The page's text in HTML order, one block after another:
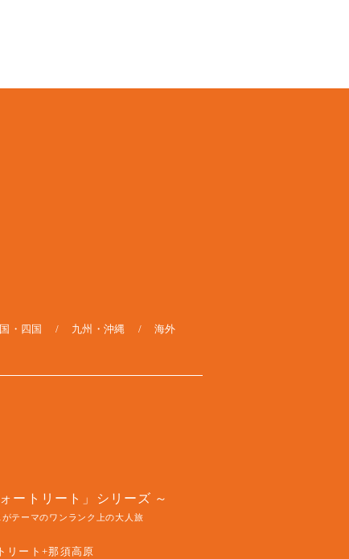
・四国 九州・沖縄 海外
ォートリート」シリーズ
がテーマのワンランク上の大人旅
リート+那須高原